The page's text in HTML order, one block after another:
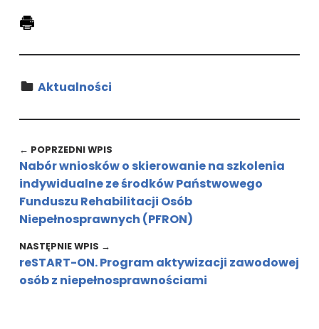
Kategoria:
Aktualności
← POPRZEDNI WPIS
Nabór wniosków o skierowanie na szkolenia
indywidualne ze środków Państwowego
Funduszu Rehabilitacji Osób
Niepełnosprawnych (PFRON)
NASTĘPNIE WPIS →
reSTART-ON. Program aktywizacji zawodowej
osób z niepełnosprawnościami